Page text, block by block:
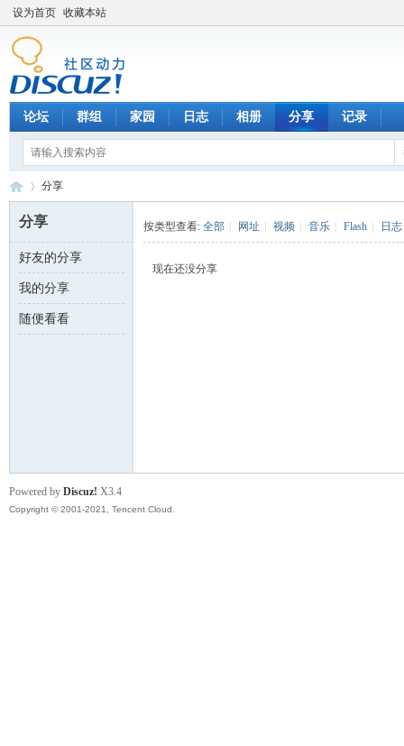
设为首页 收藏本站
论坛 群组 家园 日志 相册 分享 记录
数 ›
分享
分享
好友的分享
我的分享
随便看看
按类型查看: 全部 网址 视频 音乐 Flash 日志
现在还没分享
Powered by Discuz! X3.4
Copyright © 2001-2021, Tencent Cloud.